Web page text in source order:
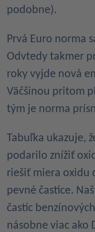
podobne).
Prvá Euro norma
Odvtedy takmer
roky vyjde nová
Väčšinou pritom
tým je norma
Tabuľka ukazuje,
podarilo znížiť
riešiť miera oxidu
pevné častice.
častíc
násobne viac ako